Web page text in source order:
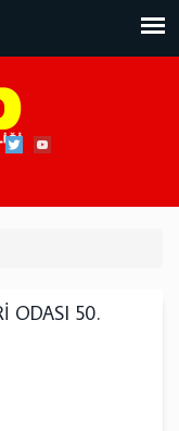
ODASI 50.